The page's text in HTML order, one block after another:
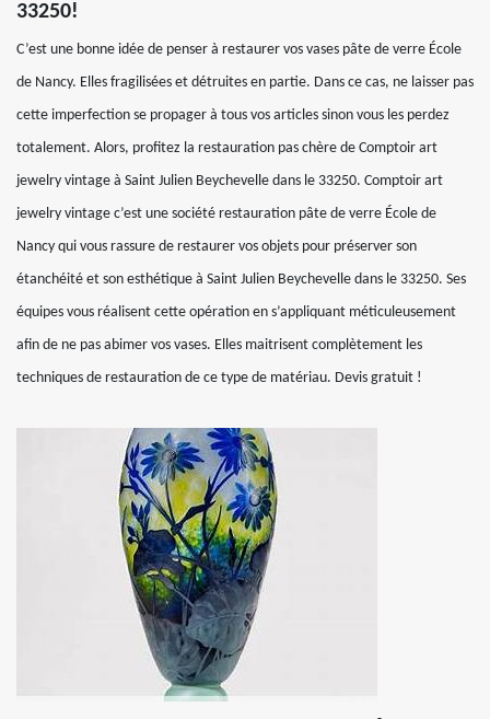
33250!
C’est une bonne idée de penser à restaurer vos vases pâte de verre École
de Nancy. Elles fragilisées et détruites en partie. Dans ce cas, ne laisser pas
cette imperfection se propager à tous vos articles sinon vous les perdez
totalement. Alors, profitez la restauration pas chère de Comptoir art
jewelry vintage à Saint Julien Beychevelle dans le 33250. Comptoir art
jewelry vintage c’est une société restauration pâte de verre École de
Nancy qui vous rassure de restaurer vos objets pour préserver son
étanchéité et son esthétique à Saint Julien Beychevelle dans le 33250. Ses
équipes vous réalisent cette opération en s’appliquant méticuleusement
afin de ne pas abimer vos vases. Elles maitrisent complètement les
techniques de restauration de ce type de matériau. Devis gratuit !